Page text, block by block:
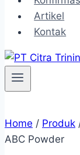
Artikel
Kontak
Home / Produk
ABC Powder